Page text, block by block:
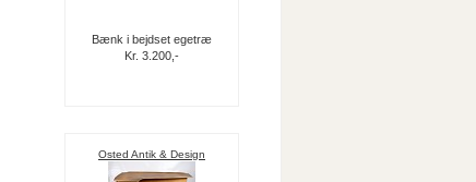
Bænk i bejdset egetræ
Kr. 3.200,-
Osted Antik & Design